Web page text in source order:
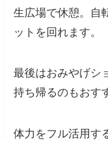
生広場で休憩。自
ットを回れます。
最後はおみやげシ
持ち帰るのもおす
体力をフル活用す